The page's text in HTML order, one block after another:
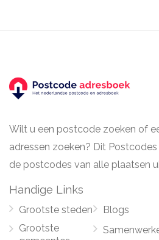
Wilt u een postcode zoeken of
adressen zoeken? Dit
de postcodes van alle plaatsen
Handige Links
Grootste steden
Grootste
Blogs